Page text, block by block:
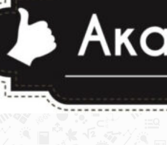
ВПР, МЦКО, СтатГрад, КДР, ВОШ,